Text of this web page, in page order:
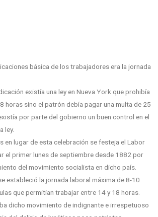
básica de los trabajadores era la jornada
existía una ley en Nueva York que prohibía
horas sino el patrón debía pagar una multa de 25
por parte del gobierno un buen control en el
ley.
en lugar de esta celebración se festeja el Labor
el primer lunes de septiembre desde 1882 por
del movimiento socialista en dicho país.
estableció la jornada laboral máxima de 8-10
que permitían trabajar entre 14 y 18 horas.
dicho movimiento de indignante e irrespetuoso